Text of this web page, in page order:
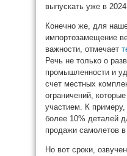
выпускать уже в 2024
Конечно же, для
импортозамещение
важности, отмечает
Речь не только о
промышленности и
счет местных
ограничений,
участием. К
более 10% деталей
продажи самолетов
Но вот сроки,